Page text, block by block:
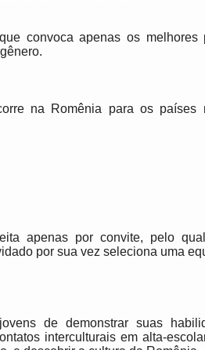
convoca apenas os melhores
na Romênia para os países
apenas por convite, pelo
por sua vez seleciona uma
de demonstrar suas
interculturais em alta-